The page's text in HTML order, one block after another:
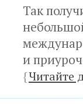
Так
и
{Читайте